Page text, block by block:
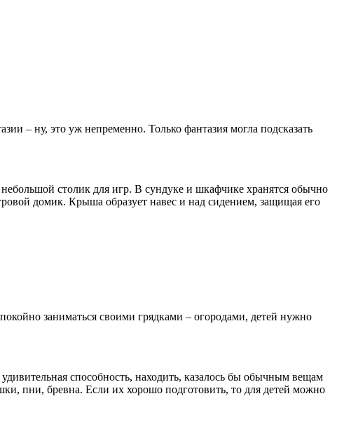
– ну, это уж непременно. Только фантазия могла подсказать
столик для игр. В сундуке и шкафчике хранятся обычно
домик. Крыша образует навес и над сидением, защищая его
заниматься своими грядками – огородами, детей нужно
способность, находить, казалось бы обычным вещам
пни, бревна. Если их хорошо подготовить, то для детей можно